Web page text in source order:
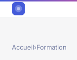
Accueil›Formation